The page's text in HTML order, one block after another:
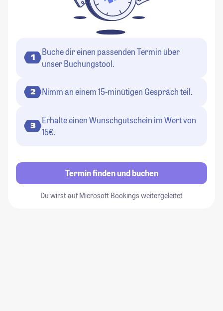
1
Buche dir einen passenden Termin über
unser Buchungstool.
2 Nimm an einem 15-minütigen Gespräch teil.
3
Erhalte einen Wunschgutschein im Wert von
15€.
Termin finden und buchen
Du wirst auf Microsoft Bookings weitergeleitet